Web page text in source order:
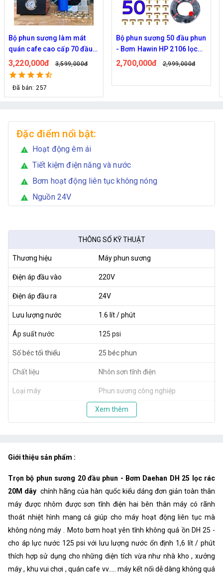
Bộ phun sương làm mát
quán cafe cao cấp 70 đầu
phun
3,220,000đ 3,599,000đ
Đã bán: 257
Bộ phun sương 50 đầu phun
- Bơm Hawin HP 2106 lọc
rác 50M dây
2,700,000đ 2,999,000đ
Đặc điểm nổi bật:
warning Hoạt động êm ái
warning Tiết kiệm điện năng và nước
warning Bơm hoạt động liên tục không nóng
warning Nguồn 24V
THÔNG SỐ KỸ THUẬT
Thương hiệu Máy phun sương
Điện áp đầu vào 220V
Điện áp đầu ra 24V
Lưu lượng nước 1.6 lít / phút
Áp suất nước 125 psi
Số béc tối thiểu 25 béc phun
Chất liệu Nhôn sơn tĩnh điện
Loại máy Phun sương công nghiệp
Xem thêm
Giới thiệu sản phẩm :
Trọn bộ phun sương 20 đầu phun - Bơm Daehan DH 25 lọc rác
20M dây chính hãng của hàn quốc kiểu dáng đơn giản toàn thân
máy được nhôm được sơn tĩnh điện hai bên thân máy có rãnh
thoát nhiệt hình mang cá giúp cho máy hoạt động liên tục mà
không nóng máy . Moto bơm hoạt yên tĩnh không quá ồn DH 25 -
cho áp lực nước 125 psi với lưu lượng nước ổn định 1,6 lít / phút
thích hợp sử dụng cho những diện tích vừa như nhà kho , xưởng
máy , khu vui chơi , quán cafe vv..... máy kết nối dễ dàng không quá